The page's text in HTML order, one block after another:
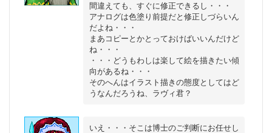
間違えても、すぐに修正できるし・・・
アナログは色塗り前提だと修正しづらいん
だよね・・・
まあコピーとかとっておけばいいんだけど
ね・・・
・・・どうもわしは楽して絵を描きたい傾
向があるね・・・
そのへんはイラスト描きの態度としてはど
いえ・・・そこは博士のご判断にお任せし